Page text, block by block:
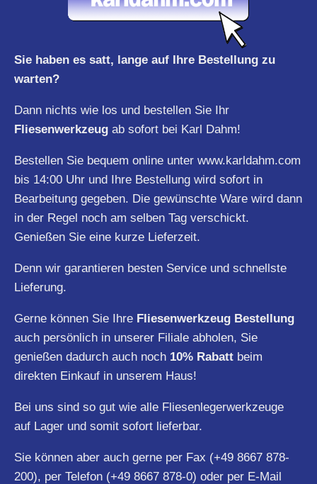
Sie haben es satt, lange auf Ihre Bestellung zu
warten?
Dann nichts wie los und bestellen Sie Ihr
Fliesenwerkzeug ab sofort bei Karl Dahm!
Bestellen Sie bequem online unter www.karldahm.com
bis 14:00 Uhr und Ihre Bestellung wird sofort in
Bearbeitung gegeben. Die gewünschte Ware wird dann
in der Regel noch am selben Tag verschickt.
Genießen Sie eine kurze Lieferzeit.
Denn wir garantieren besten Service und schnellste
Lieferung.
Gerne können Sie Ihre Fliesenwerkzeug Bestellung
auch persönlich in unserer Filiale abholen, Sie
genießen dadurch auch noch 10% Rabatt beim
direkten Einkauf in unserem Haus!
Bei uns sind so gut wie alle Fliesenlegerwerkzeuge
auf Lager und somit sofort lieferbar.
Sie können aber auch gerne per Fax (+49 8667 878-
200), per Telefon (+49 8667 878-0) oder per E-Mail